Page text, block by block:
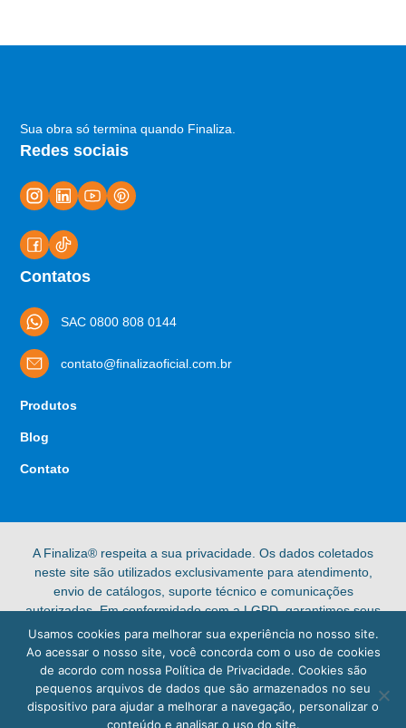
Sua obra só termina quando Finaliza.
Redes sociais
Contatos
SAC 0800 808 0144
contato@finalizaoficial.com.br
Produtos
Blog
Contato
A Finaliza® respeita a sua privacidade. Os dados coletados
neste site são utilizados exclusivamente para atendimento,
envio de catálogos, suporte técnico e comunicações
autorizadas. Em conformidade com a LGPD, garantimos seus
direitos de acesso, retificação e exclusão de dados pessoais.
Confira nossa [Política de Privacidade] completa para mais
informações.
© 2025 Finaliza®. Todos os direitos reservados.
Usamos cookies para melhorar sua experiência no nosso site.
Ao acessar o nosso site, você concorda com o uso de cookies
de acordo com nossa Política de Privacidade. Cookies são
pequenos arquivos de dados que são armazenados no seu
dispositivo para ajudar a melhorar a navegação, personalizar o
conteúdo e analisar o uso do site.